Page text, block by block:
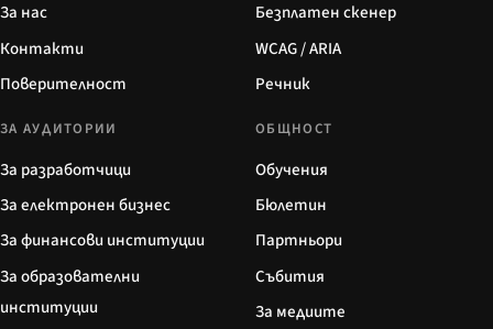
За нас
Контакти
Поверителност
Безплатен скенер
WCAG / ARIA
Речник
ЗА АУДИТОРИИ
За разработчици
За електронен бизнес
За финансови институции
За образователни
институции
ОБЩНОСТ
Обучения
Бюлетин
Партньори
Събития
За медиите